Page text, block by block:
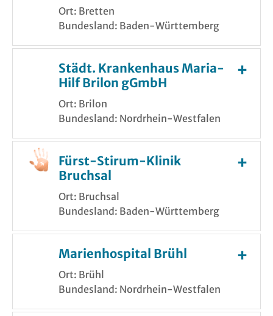
Ort: Bretten
Bundesland: Baden-Württemberg
Städt. Krankenhaus Maria-
Hilf Brilon gGmbH
Ort: Brilon
Bundesland: Nordrhein-Westfalen
Fürst-Stirum-Klinik
Bruchsal
Ort: Bruchsal
Bundesland: Baden-Württemberg
Marienhospital Brühl
Ort: Brühl
Bundesland: Nordrhein-Westfalen